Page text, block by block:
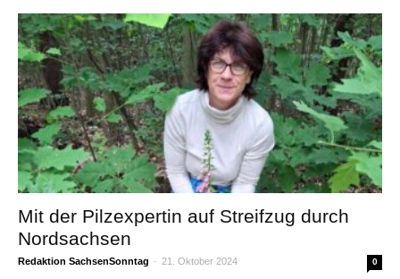
Mit der Pilzexpertin auf Streifzug durch
Nordsachsen
Redaktion SachsenSonntag - 21. Oktober 2024 0